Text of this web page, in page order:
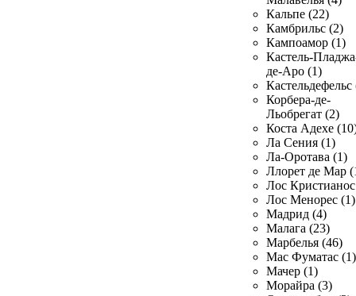
Кальпе (22)
Камбрильс (2)
Кампоамор (1)
Кастель-
де-Аро (1)
Кастельдефельс
Корбера-де-
Льобрегат (2)
Коста Адехе
Ла Сения (1)
Ла-Оротава (1)
Ллорет де Мар
Лос
Лос Менорес (1)
Мадрид (4)
Малага (23)
Марбелья (46)
Мас Фуматас (1)
Мачер (1)
Морайра (3)